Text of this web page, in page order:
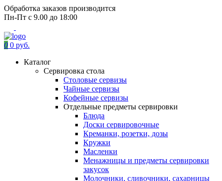
Обработка заказов производится
Пн-Пт с 9.00 до 18:00
0 0 руб.
Каталог
Сервировка стола
Столовые сервизы
Чайные сервизы
Кофейные сервизы
Отдельные предметы сервировки
Блюда
Доски сервировочные
Креманки, розетки, дозы
Кружки
Масленки
Менажницы и предметы сервировки
закусок
Молочники, сливочники, сахарницы